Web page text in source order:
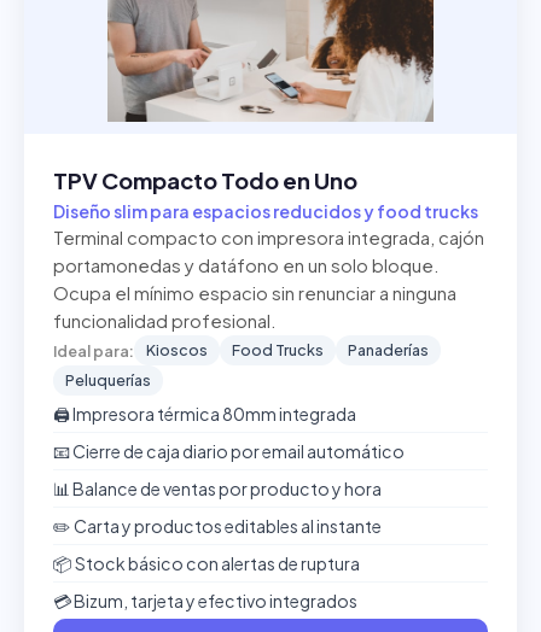
TPV Compacto Todo en Uno
Diseño slim para espacios reducidos y food trucks
Terminal compacto con impresora integrada, cajón
portamonedas y datáfono en un solo bloque.
Ocupa el mínimo espacio sin renunciar a ninguna
funcionalidad profesional.
Ideal para: Kioscos Food Trucks
Panaderías
Peluquerías
🖨️ Impresora térmica 80mm integrada
📧 Cierre de caja diario por email automático
📊 Balance de ventas por producto y hora
✏️ Carta y productos editables al instante
📦 Stock básico con alertas de ruptura
💳 Bizum, tarjeta y efectivo integrados